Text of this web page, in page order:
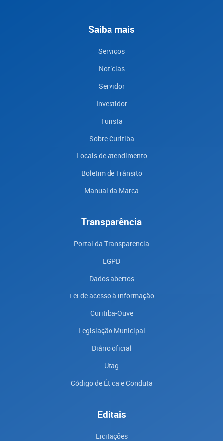
Saiba mais
Serviços
Notícias
Servidor
Investidor
Turista
Sobre Curitiba
Locais de atendimento
Boletim de Trânsito
Manual da Marca
Transparência
Portal da Transparencia
LGPD
Dados abertos
Lei de acesso à informação
Curitiba-Ouve
Legislação Municipal
Diário oficial
Utag
Código de Ética e Conduta
Editais
Licitações